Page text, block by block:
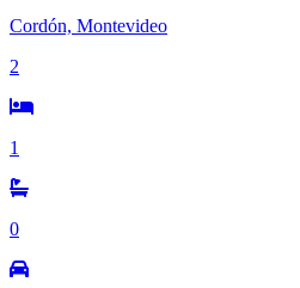
Cordón, Montevideo
2
1
0